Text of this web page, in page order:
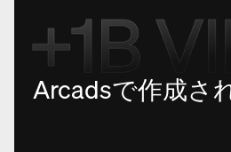
Arcadsで作成さ